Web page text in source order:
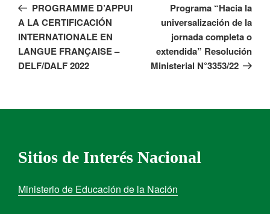
PROGRAMME D’APPUI
A LA CERTIFICACIÓN
INTERNATIONALE EN
LANGUE FRANÇAISE –
DELF/DALF 2022
Programa “Hacia la
universalización de la
jornada completa o
extendida” Resolución
Ministerial N°3353/22
Sitios de Interés Nacional
Ministerio de Educación de la Nación